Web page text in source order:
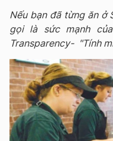
Nếu bạn đã từng ăn ở
gọi là sức mạnh
Transparency- "Tính